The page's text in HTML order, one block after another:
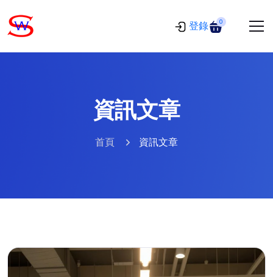
登錄 0
資訊文章
首頁 資訊文章